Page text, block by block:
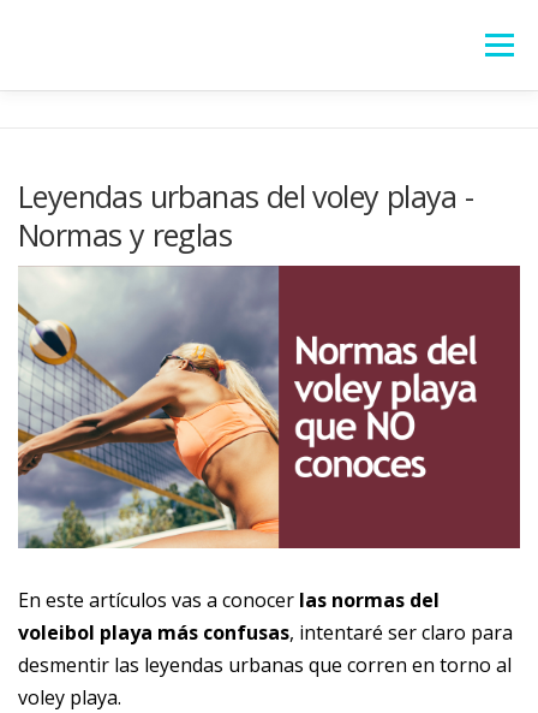
Menú
Leyendas urbanas del voley playa -
Normas y reglas
En este artículos vas a conocer las normas del
voleibol playa más confusas, intentaré ser claro para
desmentir las leyendas urbanas que corren en torno al
voley playa.